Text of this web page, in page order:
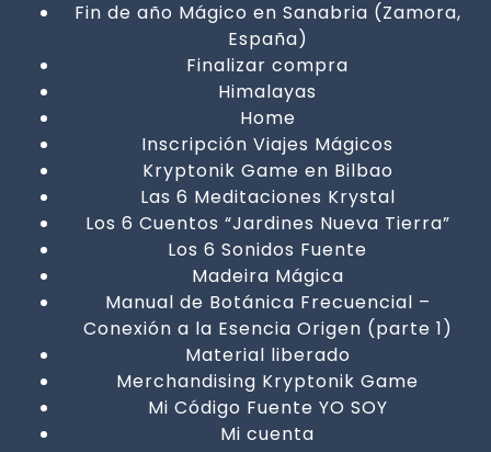
Fin de año Mágico en Sanabria (Zamora,
España)
Finalizar compra
Himalayas
Home
Inscripción Viajes Mágicos
Kryptonik Game en Bilbao
Las 6 Meditaciones Krystal
Los 6 Cuentos “Jardines Nueva Tierra”
Los 6 Sonidos Fuente
Madeira Mágica
Manual de Botánica Frecuencial –
Conexión a la Esencia Origen (parte 1)
Material liberado
Merchandising Kryptonik Game
Mi Código Fuente YO SOY
Mi cuenta